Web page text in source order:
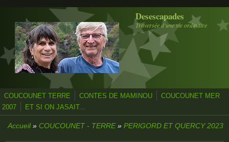
Aller au contenu principal Desescapades
Traversée d'une vie ordinaire
COUCOUNET TERRE CONTES DE MAMINOU
COUCOUNET MER
2007
ET SI ON JASAIT...
Accueil» COUCOUNET - TERRE» PERIGORD ET QUERCY 2023